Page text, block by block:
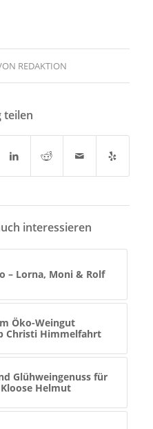
REDAKTION
teilen
interessieren
– Lorna, Moni & Rolf
Öko-Weingut
Christi Himmelfahrt
Glühweingenuss für
Helmut